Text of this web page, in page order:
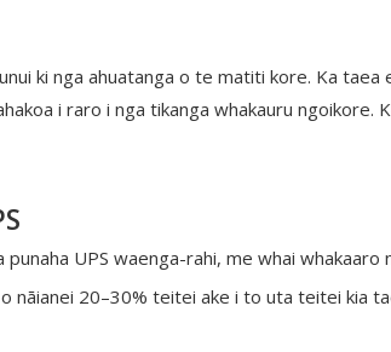
ki nga ahuatanga o te matiti kore. Ka
i raro i nga tikanga whakauru
UPS waenga-rahi, me whai whakaaro
nāianei 20–30% teitei ake i to uta teitei kia